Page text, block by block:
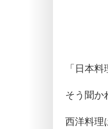
「日本
そう聞か
西洋料理